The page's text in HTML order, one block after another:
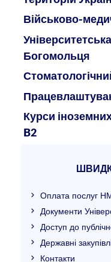
Військово-
Богомольця
Курси
B2
Оплата послуг
Документи
Доступ до
Державні
Контакти